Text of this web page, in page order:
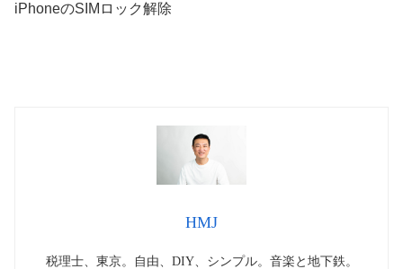
iPhoneのSIMロック解除
HMJ
税理士、東京。自由、DIY、シンプル。音楽と地下鉄。